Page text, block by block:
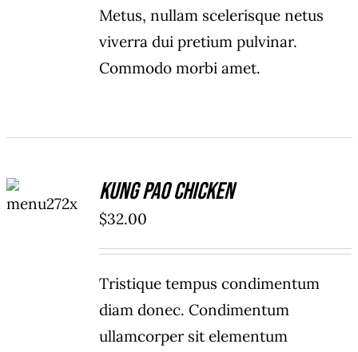
Metus, nullam scelerisque netus
viverra dui pretium pulvinar.
Commodo morbi amet.
CART
/
Kung Pao Chicken
$32.00
Tristique tempus condimentum
diam donec. Condimentum
ullamcorper sit elementum